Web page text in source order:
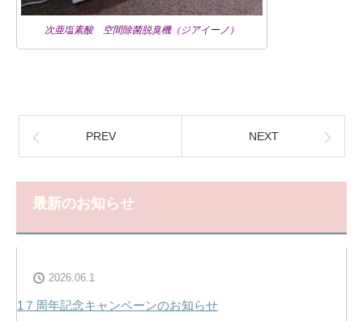
次亜塩素酸 空間除菌脱臭機（ジアイーノ）
PREV NEXT
最新のお知らせ
2026.06.1
1７周年記念キャンペーンのお知らせ